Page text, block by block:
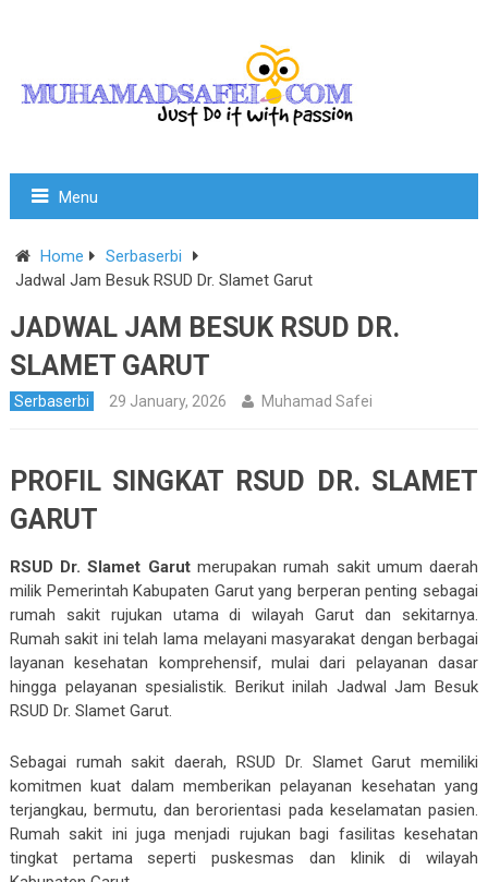
Menu
Home
Serbaserbi
Jadwal Jam Besuk RSUD Dr. Slamet Garut
JADWAL JAM BESUK RSUD DR.
SLAMET GARUT
Serbaserbi 29 January, 2026 Muhamad Safei
PROFIL SINGKAT RSUD DR. SLAMET
GARUT
RSUD Dr. Slamet Garutmerupakan rumah sakit umum daerah
milik Pemerintah Kabupaten Garut yang berperan penting sebagai
rumah sakit rujukan utama di wilayah Garut dan sekitarnya.
Rumah sakit ini telah lama melayani masyarakat dengan berbagai
layanan kesehatan komprehensif, mulai dari pelayanan dasar
hingga pelayanan spesialistik. Berikut inilah Jadwal Jam Besuk
RSUD Dr. Slamet Garut.
Sebagai rumah sakit daerah, RSUD Dr. Slamet Garut memiliki
komitmen kuat dalam memberikan pelayanan kesehatan yang
terjangkau, bermutu, dan berorientasi pada keselamatan pasien.
Rumah sakit ini juga menjadi rujukan bagi fasilitas kesehatan
tingkat pertama seperti puskesmas dan klinik di wilayah